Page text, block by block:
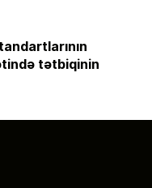
tətbiqinin